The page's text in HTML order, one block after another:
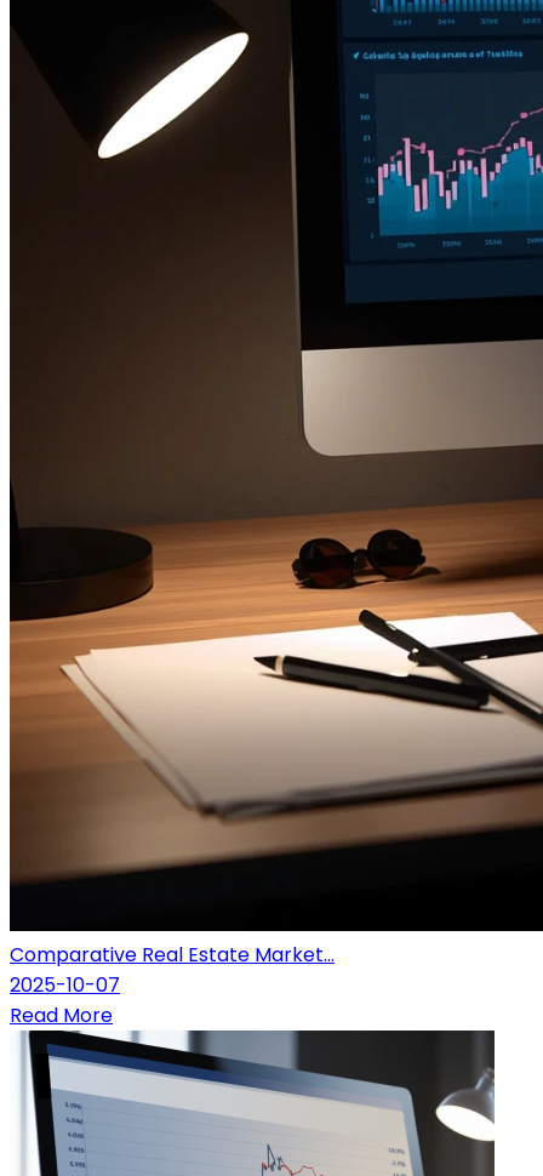
Comparative Real Estate Market...
2025-10-07
Read More